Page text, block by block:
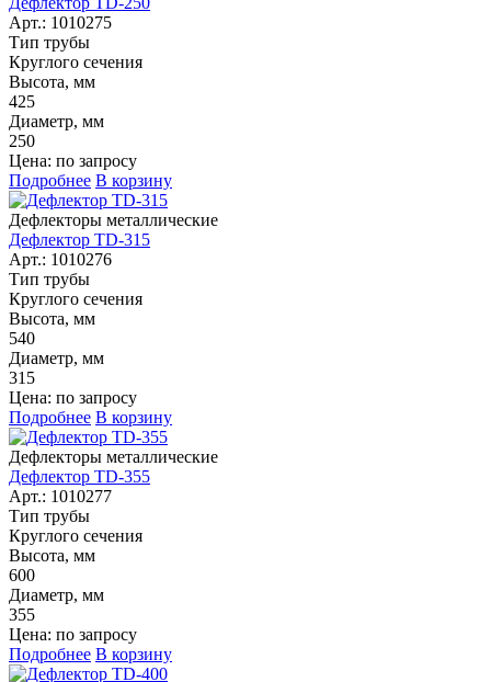
Арт.: 1010275
Тип трубы
Круглого сечения
Высота, мм
425
Диаметр, мм
250
Цена: по запросу
Подробнее В корзину
Дефлекторы металлические
Дефлектор TD-315
Арт.: 1010276
Тип трубы
Круглого сечения
Высота, мм
540
Диаметр, мм
315
Цена: по запросу
Подробнее В корзину
Дефлекторы металлические
Дефлектор TD-355
Арт.: 1010277
Тип трубы
Круглого сечения
Высота, мм
600
Диаметр, мм
355
Цена: по запросу
Подробнее В корзину